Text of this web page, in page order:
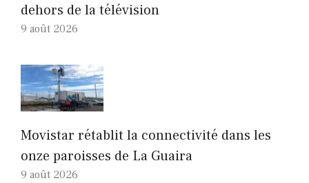
dehors de la télévision
9 août 2026
Movistar rétablit la connectivité dans les
onze paroisses de La Guaira
9 août 2026